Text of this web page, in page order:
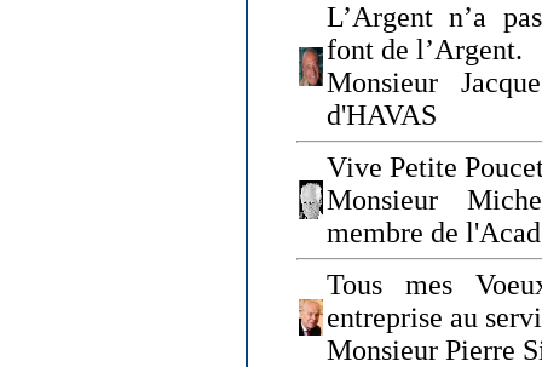
L’Argent n’a
font de l’Argent.
Monsieur
d'HAVAS
Vive Petite
Monsieur
membre de
Tous mes
entreprise au
Monsieur Pierre